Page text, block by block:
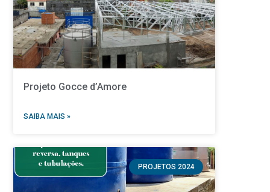
Projeto Gocce d’Amore
SAIBA MAIS »
PROJETOS 2024